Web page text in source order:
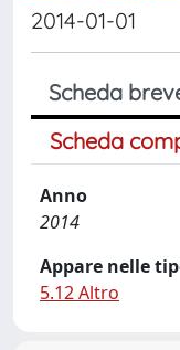
2014-01-01
Scheda
Scheda
Anno
2014
Appare nelle
5.12 Altro